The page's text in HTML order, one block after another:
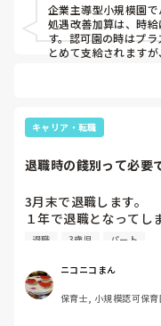
企業主導型小規模園で
処遇改善加算は、時
す。認可園の時はプ
とめて支給されます
プ受けても、全くお
キャリア・転職
退職時の餞別って必要
3月末で退職します。
１年で退職となってし
そんな感じで辞められ
職員には何か渡します
クラス担任をしてたメ
しようかなぁと思った
退職 3歳児 パート
ニコニコまん
保育士, 小規模認可保育